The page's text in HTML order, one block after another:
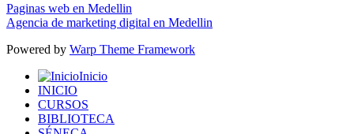
Paginas web en Medellin
Agencia de marketing digital en Medellin
Powered by Warp Theme Framework
Inicio
INICIO
CURSOS
BIBLIOTECA